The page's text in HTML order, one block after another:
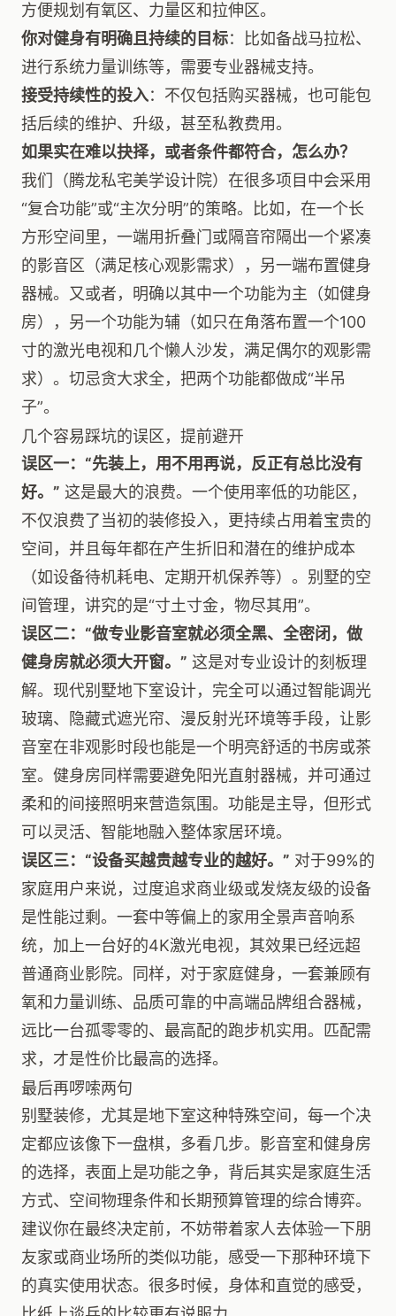
方便规划有氧区、力量区和拉伸区。
你对健身有明确且持续的目标：比如备战马拉松、
进行系统力量训练等，需要专业器械支持。
接受持续性的投入：不仅包括购买器械，也可能包
括后续的维护、升级，甚至私教费用。
如果实在难以抉择，或者条件都符合，怎么办？
我们（腾龙私宅美学设计院）在很多项目中会采用
“复合功能”或“主次分明”的策略。比如，在一个长
方形空间里，一端用折叠门或隔音帘隔出一个紧凑
的影音区（满足核心观影需求），另一端布置健身
器械。又或者，明确以其中一个功能为主（如健身
房），另一个功能为辅（如只在角落布置一个100
寸的激光电视和几个懒人沙发，满足偶尔的观影需
求）。切忌贪大求全，把两个功能都做成“半吊
子”。
几个容易踩坑的误区，提前避开
误区一：“先装上，用不用再说，反正有总比没有
好。” 这是最大的浪费。一个使用率低的功能区，
不仅浪费了当初的装修投入，更持续占用着宝贵的
空间，并且每年都在产生折旧和潜在的维护成本
（如设备待机耗电、定期开机保养等）。别墅的空
间管理，讲究的是“寸土寸金，物尽其用”。
误区二：“做专业影音室就必须全黑、全密闭，做
健身房就必须大开窗。” 这是对专业设计的刻板理
解。现代别墅地下室设计，完全可以通过智能调光
玻璃、隐藏式遮光帘、漫反射光环境等手段，让影
音室在非观影时段也能是一个明亮舒适的书房或茶
室。健身房同样需要避免阳光直射器械，并可通过
柔和的间接照明来营造氛围。功能是主导，但形式
可以灵活、智能地融入整体家居环境。
误区三：“设备买越贵越专业的越好。” 对于99%的
家庭用户来说，过度追求商业级或发烧友级的设备
是性能过剩。一套中等偏上的家用全景声音响系
统，加上一台好的4K激光电视，其效果已经远超
普通商业影院。同样，对于家庭健身，一套兼顾有
氧和力量训练、品质可靠的中高端品牌组合器械，
远比一台孤零零的、最高配的跑步机实用。匹配需
求，才是性价比最高的选择。
最后再啰嗦两句
别墅装修，尤其是地下室这种特殊空间，每一个决
定都应该像下一盘棋，多看几步。影音室和健身房
的选择，表面上是功能之争，背后其实是家庭生活
方式、空间物理条件和长期预算管理的综合博弈。
建议你在最终决定前，不妨带着家人去体验一下朋
友家或商业场所的类似功能，感受一下那种环境下
的真实使用状态。很多时候，身体和直觉的感受，